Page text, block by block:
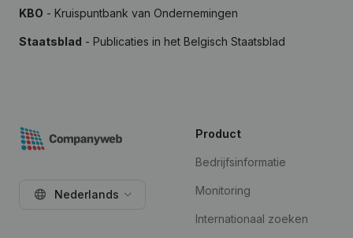
KBO - Kruispuntbank van Ondernemingen
Staatsblad - Publicaties in het Belgisch Staatsblad
Nederlands
Product
Bedrijfsinformatie
Monitoring
Internationaal zoeken